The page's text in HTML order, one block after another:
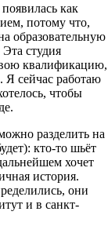
как
потому что,
образовательную
Эта студия
квалификацию,
Я сейчас работаю
чтобы
разделить на
кто-то шьёт
хочет
история.
они
и в санкт-